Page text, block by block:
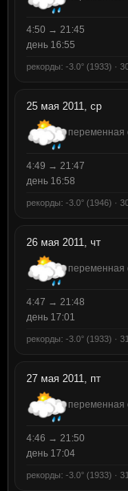
4:50 → 21:45
день 16:55
рекорды: -3.0° (1933) ·
25 мая 2011, ср
переменная
4:49 → 21:47
день 16:58
рекорды: -3.0° (1946) ·
26 мая 2011, чт
переменная
4:47 → 21:48
день 17:01
рекорды: -3.0° (1933) ·
27 мая 2011, пт
переменная
4:46 → 21:50
день 17:04
рекорды: -3.0° (1933) ·